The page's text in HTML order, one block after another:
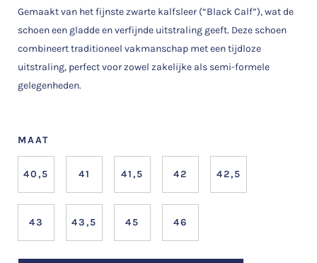
Gemaakt van het fijnste zwarte kalfsleer (“Black Calf”), wat de
schoen een gladde en verfijnde uitstraling geeft. Deze schoen
combineert traditioneel vakmanschap met een tijdloze
uitstraling, perfect voor zowel zakelijke als semi-formele
gelegenheden.
MAAT
40,5 41 41,5 42 42,5
43 43,5 45 46